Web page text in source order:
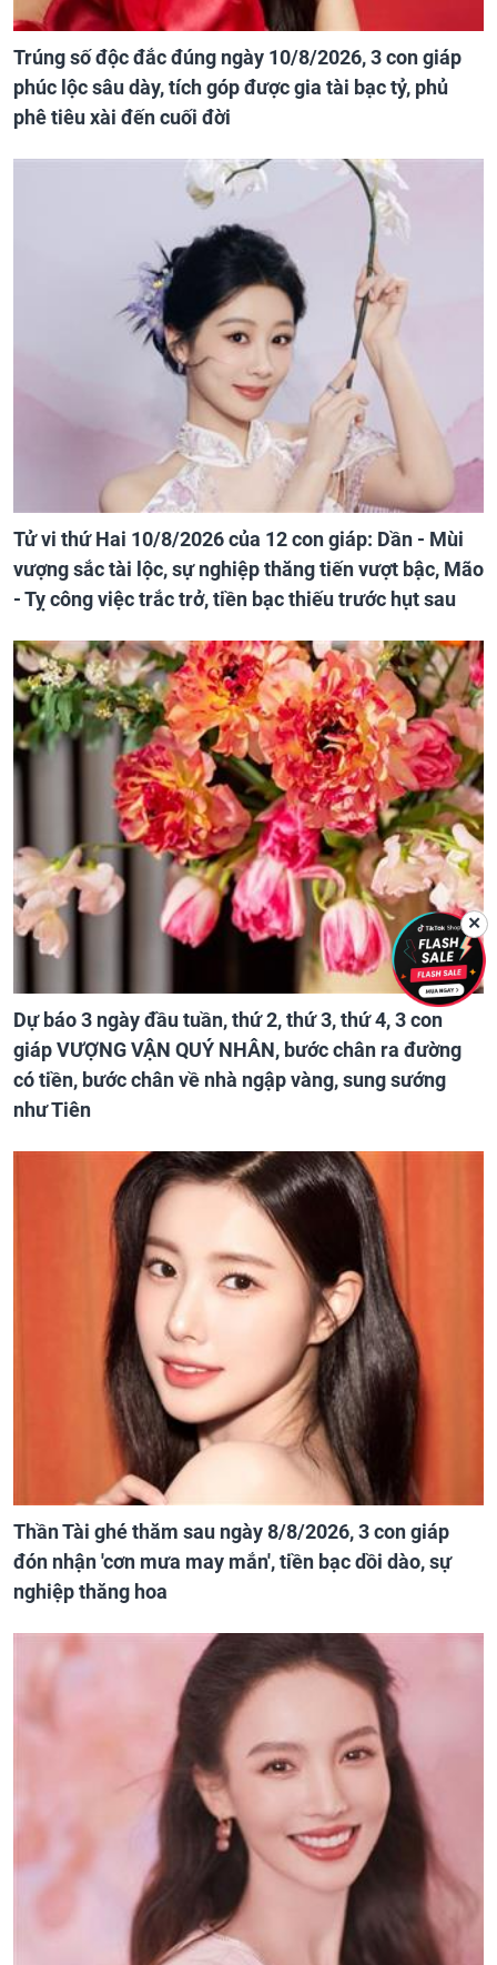
Trúng số độc đắc đúng ngày 10/8/2026, 3 con giáp
phúc lộc sâu dày, tích góp được gia tài bạc tỷ, phủ
phê tiêu xài đến cuối đời
Tử vi thứ Hai 10/8/2026 của 12 con giáp: Dần - Mùi
vượng sắc tài lộc, sự nghiệp thăng tiến vượt bậc, Mão
- Tỵ công việc trắc trở, tiền bạc thiếu trước hụt sau
Dự báo 3 ngày đầu tuần, thứ 2, thứ 3, thứ 4, 3 con
giáp VƯỢNG VẬN QUÝ NHÂN, bước chân ra đường
có tiền, bước chân về nhà ngập vàng, sung sướng
như Tiên
Thần Tài ghé thăm sau ngày 8/8/2026, 3 con giáp
đón nhận 'cơn mưa may mắn', tiền bạc dồi dào, sự
nghiệp thăng hoa
✕